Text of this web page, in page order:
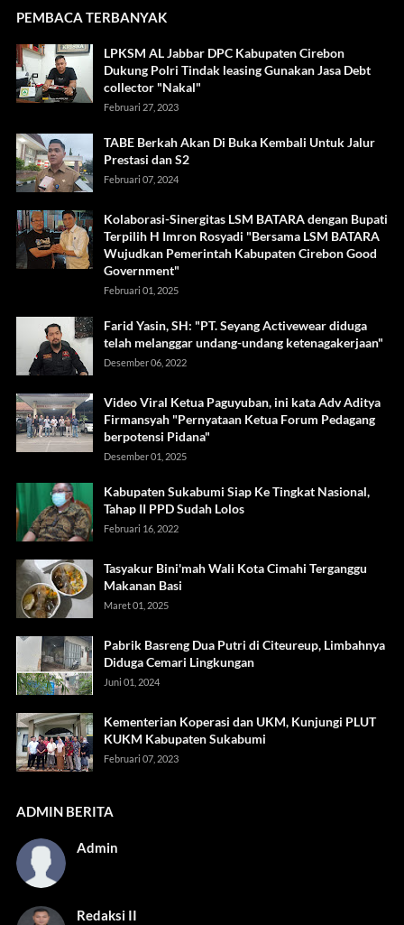
PEMBACA TERBANYAK
LPKSM AL Jabbar DPC Kabupaten Cirebon
Dukung Polri Tindak leasing Gunakan Jasa Debt
collector "Nakal"
Februari 27, 2023
TABE Berkah Akan Di Buka Kembali Untuk Jalur
Prestasi dan S2
Februari 07, 2024
Kolaborasi-Sinergitas LSM BATARA dengan Bupati
Terpilih H Imron Rosyadi "Bersama LSM BATARA
Wujudkan Pemerintah Kabupaten Cirebon Good
Government"
Februari 01, 2025
Farid Yasin, SH: "PT. Seyang Activewear diduga
telah melanggar undang-undang ketenagakerjaan"
Desember 06, 2022
Video Viral Ketua Paguyuban, ini kata Adv Aditya
Firmansyah "Pernyataan Ketua Forum Pedagang
berpotensi Pidana"
Desember 01, 2025
Kabupaten Sukabumi Siap Ke Tingkat Nasional,
Tahap II PPD Sudah Lolos
Februari 16, 2022
Tasyakur Bini'mah Wali Kota Cimahi Terganggu
Makanan Basi
Maret 01, 2025
Pabrik Basreng Dua Putri di Citeureup, Limbahnya
Diduga Cemari Lingkungan
Juni 01, 2024
Kementerian Koperasi dan UKM, Kunjungi PLUT
KUKM Kabupaten Sukabumi
Februari 07, 2023
ADMIN BERITA
Admin
Redaksi II